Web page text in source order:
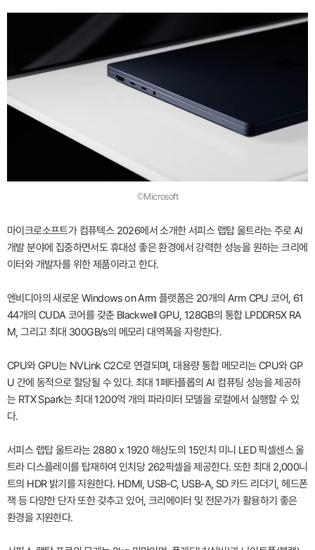
©Microsoft
마이크로소프트가 컴퓨텍스 2026에서 소개한 서피스 랩탑 울트라는 주로 AI
개발 분야에 집중하면서도 휴대성 좋은 환경에서 강력한 성능을 원하는 크리에
이터와 개발자를 위한 제품이라고 한다.
엔비디아의 새로운 Windows on Arm 플랫폼은 20개의 Arm CPU 코어, 61
44개의 CUDA 코어를 갖춘 Blackwell GPU, 128GB의 통합 LPDDR5X RA
M, 그리고 최대 300GB/s의 메모리 대역폭을 자랑한다.
CPU와 GPU는 NVLink C2C로 연결되며, 대용량 통합 메모리는 CPU와 GP
U 간에 동적으로 할당될 수 있다. 최대 1페타플롭의 AI 컴퓨팅 성능을 제공하
는 RTX Spark는 최대 1200억 개의 파라미터 모델을 로컬에서 실행할 수 있
다.
서피스 랩탑 울트라는 2880 x 1920 해상도의 15인치 미니 LED 픽셀센스 울
트라 디스플레이를 탑재하여 인치당 262픽셀을 제공한다. 또한 최대 2,000니
트의 HDR 밝기를 지원한다. HDMI, USB-C, USB-A, SD 카드 리더기, 헤드폰
잭 등 다양한 단자 또한 갖추고 있어, 크리에이터 및 전문가가 활용하기 좋은
환경을 지원한다.